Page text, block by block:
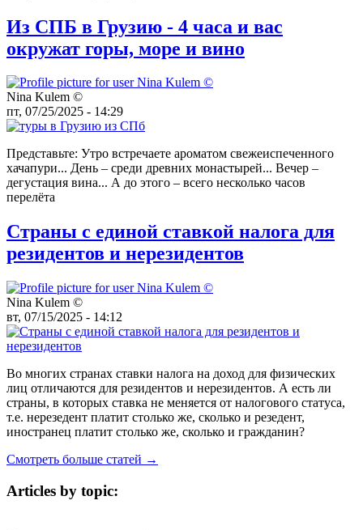
Из СПБ в Грузию - 4 часа и вас
окружат горы, море и вино
Nina Kulem ©️
пт, 07/25/2025 - 14:29
Представьте: Утро встречаете ароматом свежеиспеченного
хачапури... День – среди древних монастырей... Вечер –
дегустация вина... А до этого – всего несколько часов
перелёта
Страны с единой ставкой налога для
резидентов и нерезидентов
Nina Kulem ©️
вт, 07/15/2025 - 14:12
Во многих странах ставки налога на доход для физических
лиц отличаются для резидентов и нерезидентов. А есть ли
страны, в которых ставка не меняется от налогового статуса,
т.е. нерезедент платит столько же, сколько и резедент,
иностранец платит столько же, сколько и гражданин?
Смотреть больше статей →
Articles by topic: